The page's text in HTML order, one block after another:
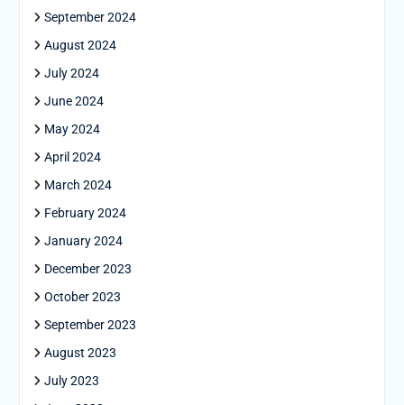
September 2024
August 2024
July 2024
June 2024
May 2024
April 2024
March 2024
February 2024
January 2024
December 2023
October 2023
September 2023
August 2023
July 2023